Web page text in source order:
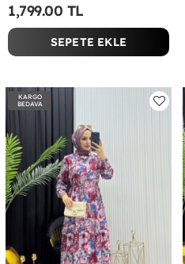
1,799.00 TL
SEPETE EKLE
KARGO
BEDAVA